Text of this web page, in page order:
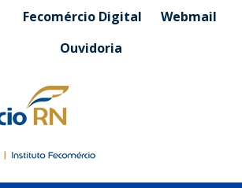
Fecomércio Digital
Webmail
Ouvidoria